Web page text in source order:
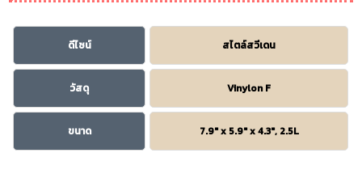
ดีไซน์ สไตล์สวีเดน
วัสดุ Vinylon F
ขนาด 7.9″ x 5.9″ x 4.3″, 2.5L